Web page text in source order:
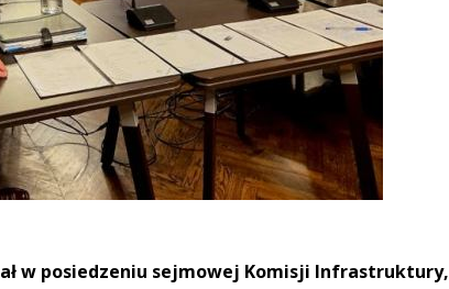
w posiedzeniu sejmowej Komisji Infrastruktury,